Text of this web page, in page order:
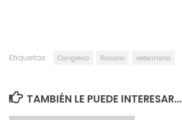
Etiquetas: Congreso Rosario veterinario
TAMBIÉN LE PUEDE INTERESAR...